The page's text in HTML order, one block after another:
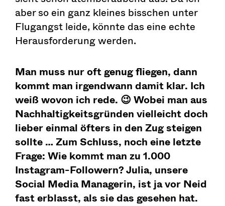
aber so ein ganz kleines bisschen unter
Flugangst leide, könnte das eine echte
Herausforderung werden.
Man muss nur oft genug fliegen, dann
kommt man irgendwann damit klar. Ich
weiß wovon ich rede. 😉 Wobei man aus
Nachhaltigkeitsgründen vielleicht doch
lieber einmal öfters in den Zug steigen
sollte … Zum Schluss, noch eine letzte
Frage: Wie kommt man zu 1.000
Instagram-Followern? Julia, unsere
Social Media Managerin, ist ja vor Neid
fast erblasst, als sie das gesehen hat.